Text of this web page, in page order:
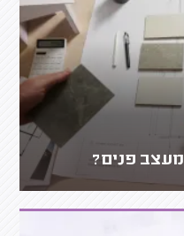
פנים?